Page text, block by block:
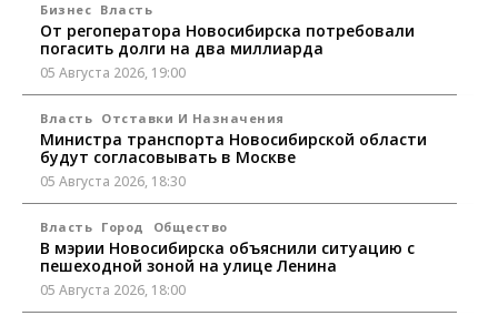
Бизнес Власть
От регоператора Новосибирска потребовали
погасить долги на два миллиарда
05 Августа 2026, 19:00
Власть Отставки И Назначения
Министра транспорта Новосибирской области
будут согласовывать в Москве
05 Августа 2026, 18:30
Власть Город Общество
В мэрии Новосибирска объяснили ситуацию с
пешеходной зоной на улице Ленина
05 Августа 2026, 18:00